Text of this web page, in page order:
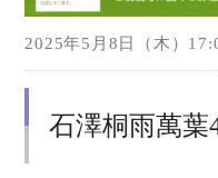
2025年5月8日（木）
石澤桐雨萬葉